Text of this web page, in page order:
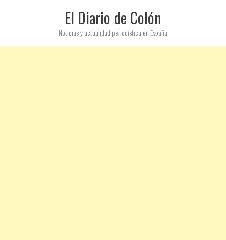
El Diario de Colón
Noticias y actualidad periodística en España